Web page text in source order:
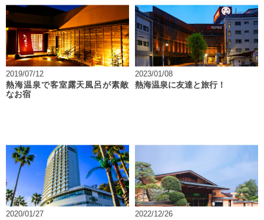
2019/07/12
熱海温泉で客室露天風呂が素敵
なお宿
2023/01/08
熱海温泉に友達と旅行！
2020/01/27
2022/12/26